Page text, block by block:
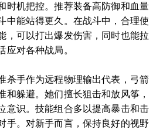
时机把控。推荐装备高防御和血量
中能站得更久。在战斗中，合理使
，可以打出爆发伤害，同时也能拉
应对各种战局。
杀手作为远程物理输出代表，弓箭
和躲避。她们擅长狙击和放风筝，
意识。技能组合多以提高暴击和击
手。对新手而言，保持良好的视野